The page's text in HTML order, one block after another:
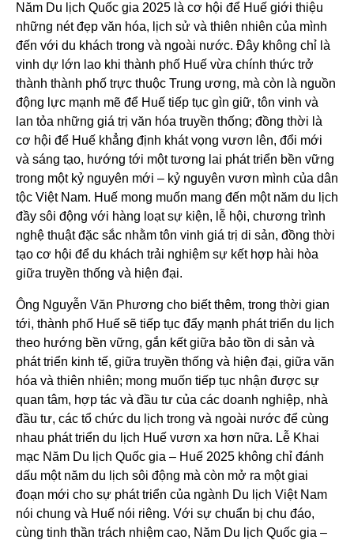
Năm Du lịch Quốc gia 2025 là cơ hội để Huế giới thiệu
những nét đẹp văn hóa, lịch sử và thiên nhiên của mình
đến với du khách trong và ngoài nước. Đây không chỉ là
vinh dự lớn lao khi thành phố Huế vừa chính thức trở
thành thành phố trực thuộc Trung ương, mà còn là nguồn
động lực mạnh mẽ để Huế tiếp tục gìn giữ, tôn vinh và
lan tỏa những giá trị văn hóa truyền thống; đồng thời là
cơ hội để Huế khẳng định khát vọng vươn lên, đổi mới
và sáng tạo, hướng tới một tương lai phát triển bền vững
trong một kỷ nguyên mới – kỷ nguyên vươn mình của dân
tộc Việt Nam. Huế mong muốn mang đến một năm du lịch
đầy sôi động với hàng loạt sự kiện, lễ hội, chương trình
nghệ thuật đặc sắc nhằm tôn vinh giá trị di sản, đồng thời
tạo cơ hội để du khách trải nghiệm sự kết hợp hài hòa
giữa truyền thống và hiện đại.
Ông Nguyễn Văn Phương cho biết thêm, trong thời gian
tới, thành phố Huế sẽ tiếp tục đẩy mạnh phát triển du lịch
theo hướng bền vững, gắn kết giữa bảo tồn di sản và
phát triển kinh tế, giữa truyền thống và hiện đại, giữa văn
hóa và thiên nhiên; mong muốn tiếp tục nhận được sự
quan tâm, hợp tác và đầu tư của các doanh nghiệp, nhà
đầu tư, các tổ chức du lịch trong và ngoài nước để cùng
nhau phát triển du lịch Huế vươn xa hơn nữa. Lễ Khai
mạc Năm Du lịch Quốc gia – Huế 2025 không chỉ đánh
dấu một năm du lịch sôi động mà còn mở ra một giai
đoạn mới cho sự phát triển của ngành Du lịch Việt Nam
nói chung và Huế nói riêng. Với sự chuẩn bị chu đáo,
cùng tinh thần trách nhiệm cao, Năm Du lịch Quốc gia –